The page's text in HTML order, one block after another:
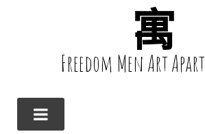
寓
Freedom Men Art